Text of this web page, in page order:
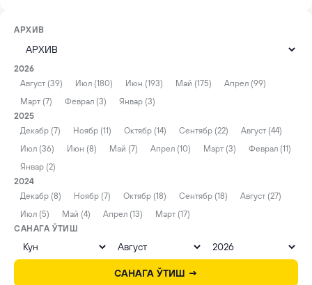
АРХИВ
2026
Август (39)
Июл (180) Июн (193) Май (175)
Апрел (99)
Март (7)
Феврал (3)
Январ (3)
2025
Декабр (7)
Ноябр (11) Октябр (14) Сентябр (22)
Август (44)
Июл (36)
Июн (8) Май (7) Апрел (10) Март (3)
Феврал (11)
Январ (2)
2024
Декабр (8)
Ноябр (7) Октябр (18) Сентябр (18)
Август (27)
Июл (5)
Май (4) Апрел (13)
Март (17)
САНАГА ЎТИШ
САНАГА ЎТИШ →